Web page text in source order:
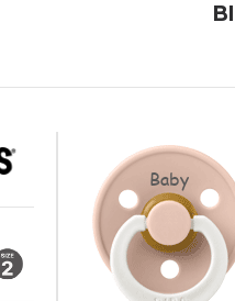
Baby